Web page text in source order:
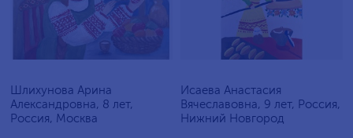
Шлихунова Арина
Александровна, 8 лет,
Россия, Москва
Исаева Анастасия
Вячеславовна, 9 лет, Россия,
Нижний Новгород